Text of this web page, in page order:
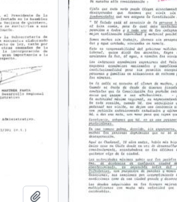
Añadir al portapapeles